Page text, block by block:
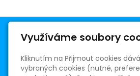
Využíváme soubory
Kliknutím na Přijmout cookies
vybraných cookies (nutné,